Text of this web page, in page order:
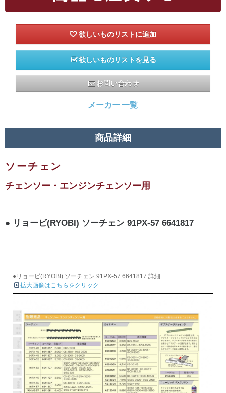
欲しいものリストを見る
お問い合わせ
メーカー 一覧
商品詳細
ソーチェン
チェンソー・エンジンチェンソー用
リョービ(RYOBI) ソーチェン 91PX-57 6641817
●リョービ(RYOBI) ソーチェン 91PX-57 6641817 詳細
拡大画像はこちらをクリック